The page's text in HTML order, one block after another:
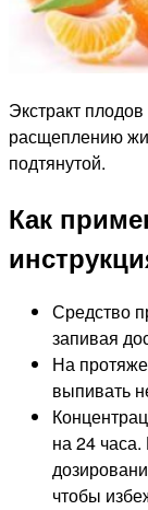
Экстракт
расщеплению
подтянутой.
Как
Средство
запивая
На
выпивать
на 24
чтобы